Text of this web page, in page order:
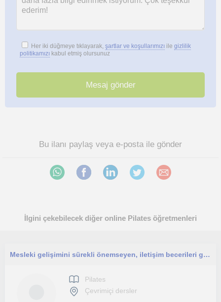
Her iki düğmeye tıklayarak, şartlar ve koşullarımızı ile gizlilik
politikamızı kabul etmiş olursunuz
Bu ilanı paylaş veya e-posta ile gönder
İlgini çekebilecek diğer online Pilates öğretmenleri
Mesleki gelişimini sürekli önemseyen, iletişim becerileri güçlü, ekip çalışmasına uyumlu ve çözüm odaklı bir öğretmenim.
Pilates
Çevrimiçi dersler